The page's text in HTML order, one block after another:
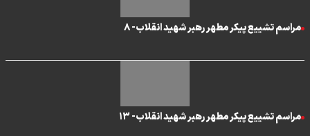
مراسم تشییع پیکر مطهر رهبر شهید انقلاب- ۸
مراسم تشییع پیکر مطهر رهبر شهید انقلاب- ۱۳